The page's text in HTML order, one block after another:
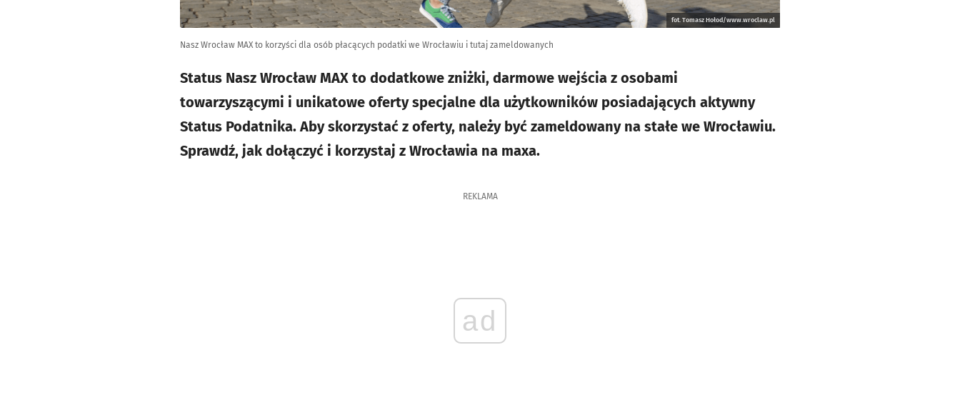
fot. Tomasz Hołod/www.wroclaw.pl
Nasz Wrocław MAX to korzyści dla osób płacących podatki we Wrocławiu i tutaj zameldowanych
Status Nasz Wrocław MAX to dodatkowe zniżki, darmowe wejścia z osobami
towarzyszącymi i unikatowe oferty specjalne dla użytkowników posiadających aktywny
Status Podatnika. Aby skorzystać z oferty, należy być zameldowany na stałe we Wrocławiu.
Sprawdź, jak dołączyć i korzystaj z Wrocławia na maxa.
REKLAMA
ad